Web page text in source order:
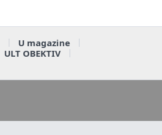
U magazine
ULT OBEKTIV